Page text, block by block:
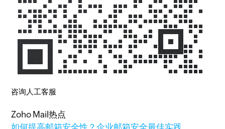
咨询人工客服
Zoho Mail热点
如何提高邮箱安全性？企业邮箱安全最佳实践